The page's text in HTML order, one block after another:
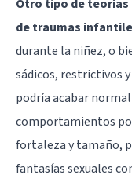
Otro tipo de teorías
de traumas
durante la niñez, o
sádicos, restrictivos
podría acabar
comportamientos
fortaleza y tamaño,
fantasías sexuales